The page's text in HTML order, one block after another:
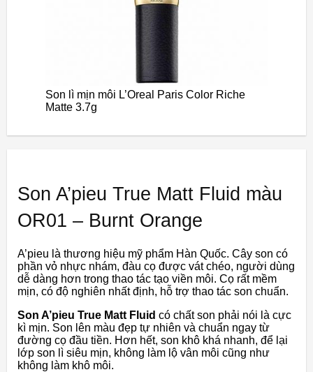
Son lì mịn môi L’Oreal Paris Color Riche
Matte 3.7g
Son A’pieu True Matt Fluid màu
OR01 – Burnt Orange
A’pieu là thương hiệu mỹ phẩm Hàn Quốc. Cây son có
phần vỏ nhực nhám, đàu cọ được vát chéo, người dùng
dễ dàng hơn trong thao tác tạo viền môi. Cọ rất mềm
mịn, có độ nghiên nhất định, hỗ trợ thao tác son chuẩn.
Son A’pieu True Matt Fluid có chất son phải nói là cực
kì mịn. Son lên màu đẹp tự nhiên và chuẩn ngay từ
đường cọ đầu tiền. Hơn hết, son khô khá nhanh, để lại
lớp son lì siêu mịn, không làm lộ vân môi cũng như
không làm khô môi.